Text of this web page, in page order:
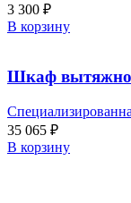
3 300 ₽
В корзину
Шкаф
35 065 ₽
В корзину